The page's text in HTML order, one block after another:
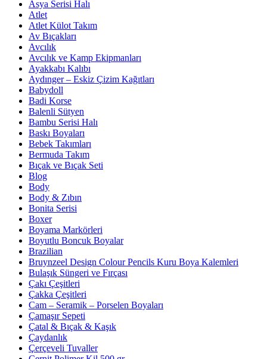
Asya Serisi Halı
Atlet
Atlet Külot Takım
Av Bıçakları
Avcılık
Avcılık ve Kamp Ekipmanları
Ayakkabı Kalıbı
Aydınger – Eskiz Çizim Kağıtları
Babydoll
Badi Korse
Balenli Sütyen
Bambu Serisi Halı
Baskı Boyaları
Bebek Takımları
Bermuda Takım
Bıçak ve Bıçak Seti
Blog
Body
Body & Zıbın
Bonita Serisi
Boxer
Boyama Markörleri
Boyutlu Boncuk Boyalar
Brazilian
Bruynzeel Design Colour Pencils Kuru Boya Kalemleri
Bulaşık Süngeri ve Fırçası
Çakı Çeşitleri
Çakka Çeşitleri
Cam – Seramik – Porselen Boyaları
Çamaşır Sepeti
Çatal & Bıçak & Kaşık
Çaydanlık
Çerçeveli Tuvaller